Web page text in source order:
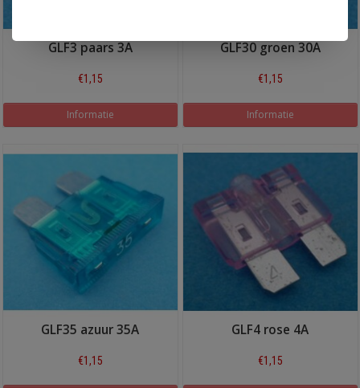
GLF3 paars 3A
€1,15
Informatie
GLF30 groen 30A
€1,15
Informatie
GLF35 azuur 35A
€1,15
GLF4 rose 4A
€1,15